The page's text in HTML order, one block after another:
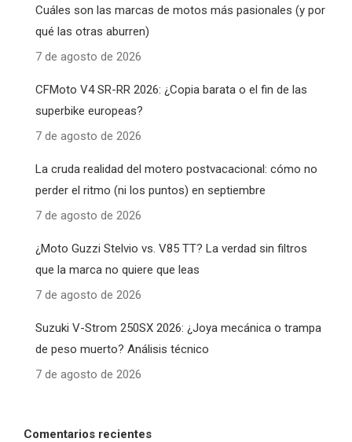
Cuáles son las marcas de motos más pasionales (y por
qué las otras aburren)
7 de agosto de 2026
CFMoto V4 SR-RR 2026: ¿Copia barata o el fin de las
superbike europeas?
7 de agosto de 2026
La cruda realidad del motero postvacacional: cómo no
perder el ritmo (ni los puntos) en septiembre
7 de agosto de 2026
¿Moto Guzzi Stelvio vs. V85 TT? La verdad sin filtros
que la marca no quiere que leas
7 de agosto de 2026
Suzuki V-Strom 250SX 2026: ¿Joya mecánica o trampa
de peso muerto? Análisis técnico
7 de agosto de 2026
Comentarios recientes